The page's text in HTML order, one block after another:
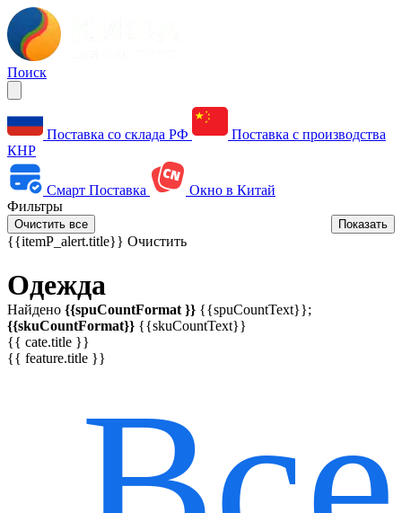
Поиск
Поставка со склада РФ
Поставка с производства
КНР
Смарт Поставка
Окно в Китай
Фильтры
Очистить все Показать
{{itemP_alert.title}} Очистить
Одежда
Найдено {{spuCountFormat }} {{spuCountText}};
{{skuCountFormat}} {{skuCountText}}
{{ cate.title }}
{{ feature.title }}
{{ featureTitle }}